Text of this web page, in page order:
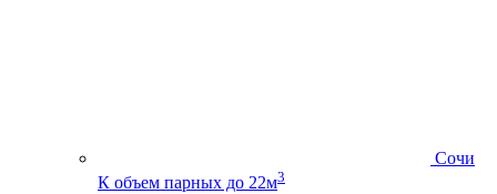
Сочи
К объем парных до 22м3